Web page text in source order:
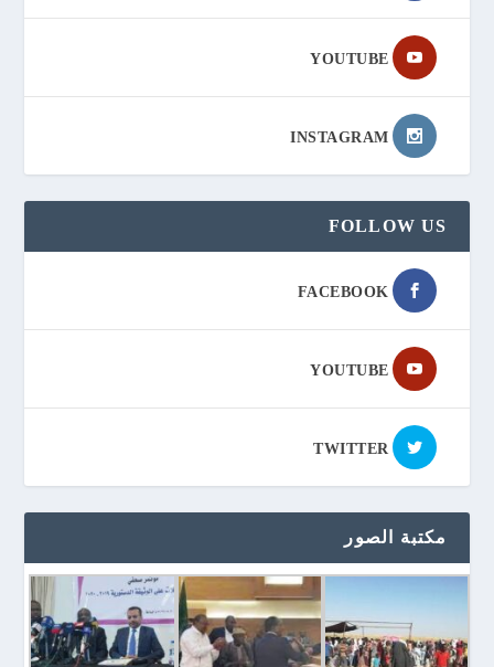
YOUTUBE
INSTAGRAM
FOLLOW US
FACEBOOK
YOUTUBE
TWITTER
مكتبة الصور